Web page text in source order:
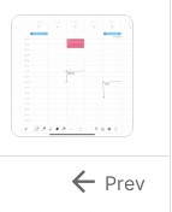
 Prev